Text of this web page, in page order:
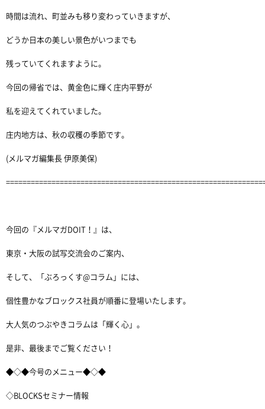
時間は流れ、町並みも移り変わっていきますが、
どうか日本の美しい景色がいつまでも
残っていてくれますように。
今回の帰省では、黄金色に輝く庄内平野が
私を迎えてくれていました。
庄内地方は、秋の収穫の季節です。
(メルマガ編集長 伊原美保)
今回の『メルマガDOIT！』は、
東京・大阪の試写交流会のご案内、
そして、「ぶろっくす@コラム」には、
個性豊かなブロックス社員が順番に登場いたします。
大人気のつぶやきコラムは「輝く心」。
是非、最後までご覧ください！
◆◇◆今号のメニュー◆◇◆
◇BLOCKSセミナー情報